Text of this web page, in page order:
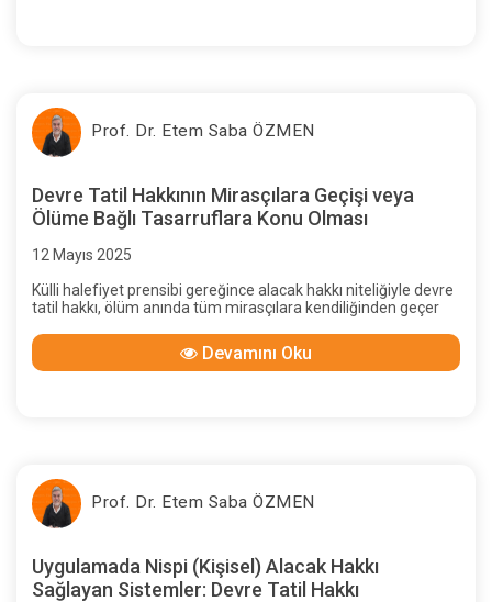
Prof. Dr. Etem Saba ÖZMEN
Devre Tatil Hakkının Mirasçılara Geçişi veya
Ölüme Bağlı Tasarruflara Konu Olması
12 Mayıs 2025
Külli halefiyet prensibi gereğince alacak hakkı niteliğiyle devre
tatil hakkı, ölüm anında tüm mirasçılara kendiliğinden geçer
Devamını Oku
Prof. Dr. Etem Saba ÖZMEN
Uygulamada Nispi (Kişisel) Alacak Hakkı
Sağlayan Sistemler: Devre Tatil Hakkı